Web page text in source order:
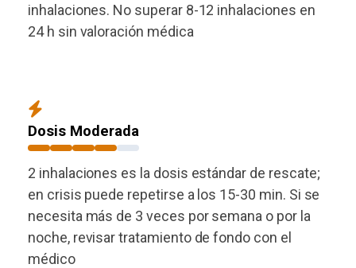
inhalaciones. No superar 8-12 inhalaciones en
24 h sin valoración médica
Dosis Moderada
2 inhalaciones es la dosis estándar de rescate;
en crisis puede repetirse a los 15-30 min. Si se
necesita más de 3 veces por semana o por la
noche, revisar tratamiento de fondo con el
médico